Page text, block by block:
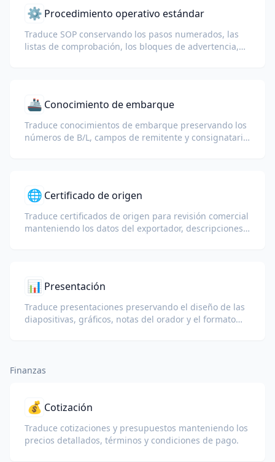
⚙️ Procedimiento operativo estándar
Traduce SOP conservando los pasos numerados, las
listas de comprobación, los bloques de advertencia,
🚢 Conocimiento de embarque
Traduce conocimientos de embarque preservando los
números de B/L, campos de remitente y consignatario,
🌐 Certificado de origen
Traduce certificados de origen para revisión comercial
manteniendo los datos del exportador, descripciones
📊 Presentación
Traduce presentaciones preservando el diseño de las
diapositivas, gráficos, notas del orador y el formato
Finanzas
💰 Cotización
Traduce cotizaciones y presupuestos manteniendo los
precios detallados, términos y condiciones de pago.